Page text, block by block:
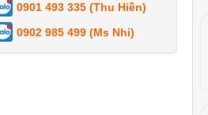
0901 493 335 (Thu Hiền)
0902 985 499 (Ms Nhi)